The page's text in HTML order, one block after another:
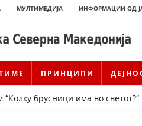
МУЛТИМЕДИЈА ИНФОРМАЦИИ ОД
ПРИНЦИПИ
брусници има во светот?“